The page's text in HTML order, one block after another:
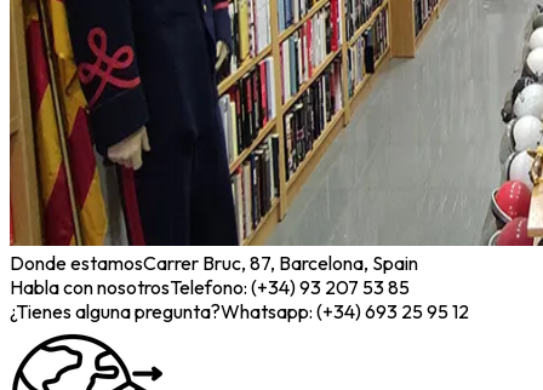
Donde estamosCarrer Bruc, 87, Barcelona, Spain
Habla con nosotrosTelefono: (+34) 93 207 53 85
¿Tienes alguna pregunta?Whatsapp: (+34) 693 25 95 12